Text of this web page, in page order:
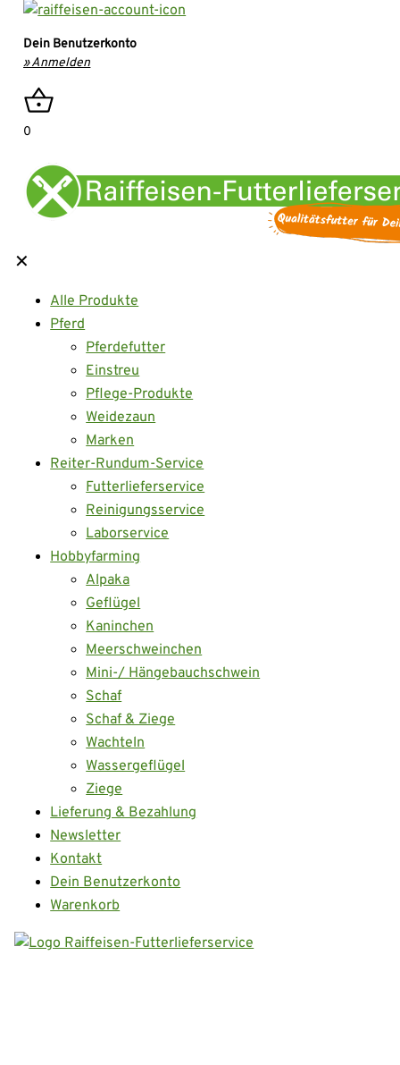
Dein Benutzerkonto
» Anmelden
0
✕
Alle Produkte
Pferd
Pferdefutter
Einstreu
Pflege-Produkte
Weidezaun
Marken
Reiter-Rundum-Service
Futterlieferservice
Reinigungsservice
Laborservice
Hobbyfarming
Alpaka
Geflügel
Kaninchen
Meerschweinchen
Mini-/ Hängebauchschwein
Schaf
Schaf & Ziege
Wachteln
Wassergeflügel
Ziege
Lieferung & Bezahlung
Newsletter
Kontakt
Dein Benutzerkonto
Warenkorb